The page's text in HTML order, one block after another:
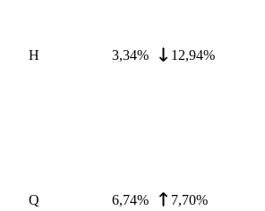
H 3,34% 12,94%
Q 6,74% 7,70%